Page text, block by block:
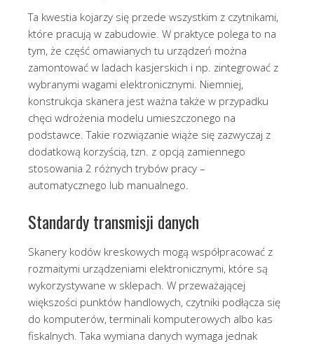
Ta kwestia kojarzy się przede wszystkim z czytnikami,
które pracują w zabudowie. W praktyce polega to na
tym, że część omawianych tu urządzeń można
zamontować w ladach kasjerskich i np. zintegrować z
wybranymi wagami elektronicznymi. Niemniej,
konstrukcja skanera jest ważna także w przypadku
chęci wdrożenia modelu umieszczonego na
podstawce. Takie rozwiązanie wiąże się zazwyczaj z
dodatkową korzyścią, tzn. z opcją zamiennego
stosowania 2 różnych trybów pracy –
automatycznego lub manualnego.
Standardy transmisji danych
Skanery kodów kreskowych mogą współpracować z
rozmaitymi urządzeniami elektronicznymi, które są
wykorzystywane w sklepach. W przeważającej
większości punktów handlowych, czytniki podłącza się
do komputerów, terminali komputerowych albo kas
fiskalnych. Taka wymiana danych wymaga jednak